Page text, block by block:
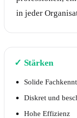
in jeder
✓ Stärken
Solide
Diskret und
Hohe Effizienz